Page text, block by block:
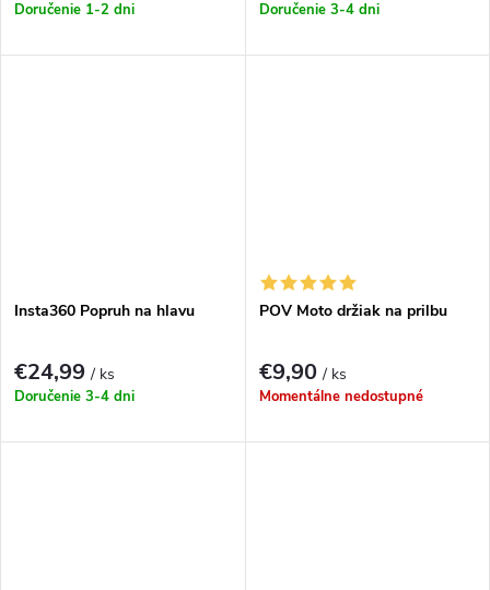
Doručenie 1-2 dni Doručenie 3-4 dni
Insta360 Popruh na hlavu
€24,99/ ks
Doručenie 3-4 dni
POV Moto držiak na prilbu
€9,90/ ks
Momentálne nedostupné